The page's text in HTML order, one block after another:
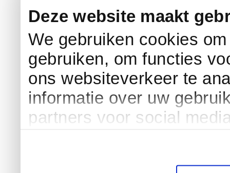
Deze website maakt
We gebruiken cookies
gebruiken, om functies
ons websiteverkeer te
informatie over uw
partners voor social